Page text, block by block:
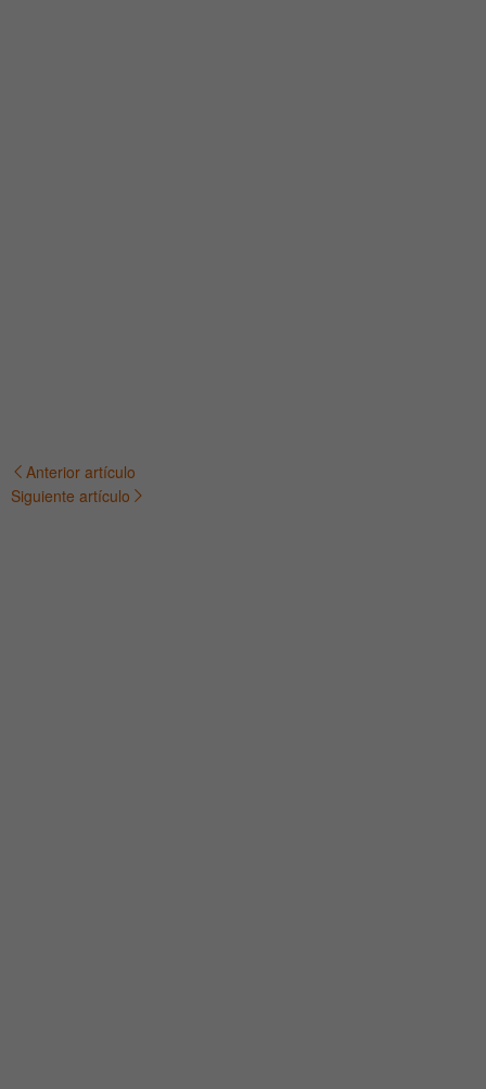
Navegación
Anterior artículo
Siguiente artículo